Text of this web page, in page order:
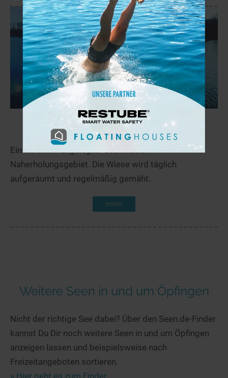
Schützensee 30,8 km
Ein künstlich angelegter See in einen
Naherholungsgebiet. Die Wiese wird täglich
aufgeräumt und regelmäßig gemäht.
mehr
Weitere Seen in und um Öpfingen
Nicht der richtige See dabei? Über den Seen.de-Finder
kannst Du Dir noch weitere Seen in und um Öpfingen
anzeigen lassen und beispielsweise nach
Freizeitangeboten sortieren.
» Hier geht es zum Finder